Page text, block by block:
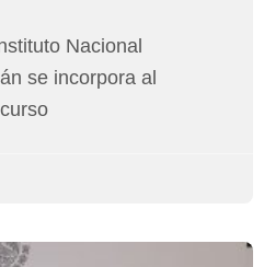
Nacional
se incorpora al